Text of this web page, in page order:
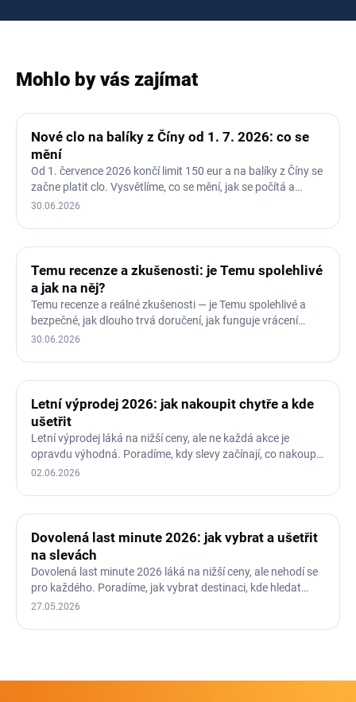
Mohlo by vás zajímat
Nové clo na balíky z Číny od 1. 7. 2026: co se
mění
Od 1. července 2026 končí limit 150 eur a na balíky z Číny se
začne platit clo. Vysvětlíme, co se mění, jak se počítá a…
30.06.2026
Temu recenze a zkušenosti: je Temu spolehlivé
a jak na něj?
Temu recenze a reálné zkušenosti — je Temu spolehlivé a
bezpečné, jak dlouho trvá doručení, jak funguje vrácení
zboží a…
30.06.2026
Letní výprodej 2026: jak nakoupit chytře a kde
ušetřit
Letní výprodej láká na nižší ceny, ale ne každá akce je
opravdu výhodná. Poradíme, kdy slevy začínají, co nakoupit
a…
02.06.2026
Dovolená last minute 2026: jak vybrat a ušetřit
na slevách
Dovolená last minute 2026 láká na nižší ceny, ale nehodí se
pro každého. Poradíme, jak vybrat destinaci, kde hledat…
27.05.2026